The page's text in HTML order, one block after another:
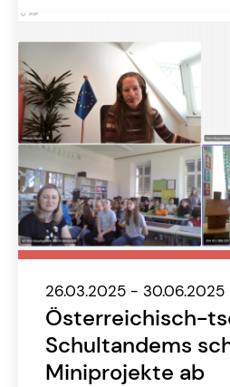
26.03.2025 - 30.06.2025
Österreichisch-
Schultandems
Miniprojekte ab